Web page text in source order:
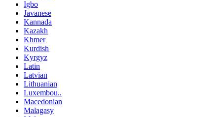
Igbo
Javanese
Kannada
Kazakh
Khmer
Kurdish
Kyrgyz
Latin
Latvian
Lithuanian
Luxembou..
Macedonian
Malagasy